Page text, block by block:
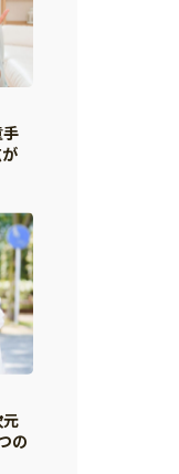
手
元
の